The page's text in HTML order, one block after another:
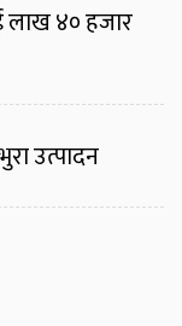
लाख ४० हजार
उत्पादन